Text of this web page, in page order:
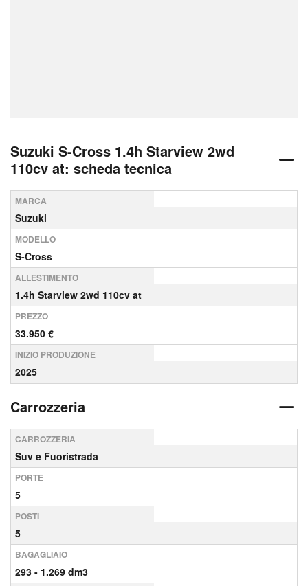
Suzuki S-Cross 1.4h Starview 2wd
110cv at: scheda tecnica
MARCA
Suzuki
MODELLO
S-Cross
ALLESTIMENTO
1.4h Starview 2wd 110cv at
PREZZO
33.950 €
INIZIO PRODUZIONE
2025
Carrozzeria
CARROZZERIA
Suv e Fuoristrada
PORTE
5
POSTI
5
BAGAGLIAIO
293 - 1.269 dm3